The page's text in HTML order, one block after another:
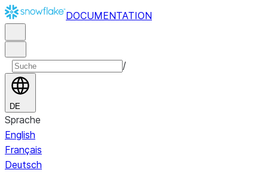
DOCUMENTATION
/
DE
Sprache
English
Français
Deutsch